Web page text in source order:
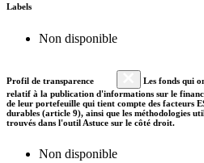
Labels
Non disponible
Profil de transparence
Les fonds qui
relatif à la publication d'informations sur le
de leur portefeuille qui tient compte des facteurs
durables (article 9), ainsi que les méthodologies
trouvés dans l'outil Astuce sur le côté droit.
Non disponible